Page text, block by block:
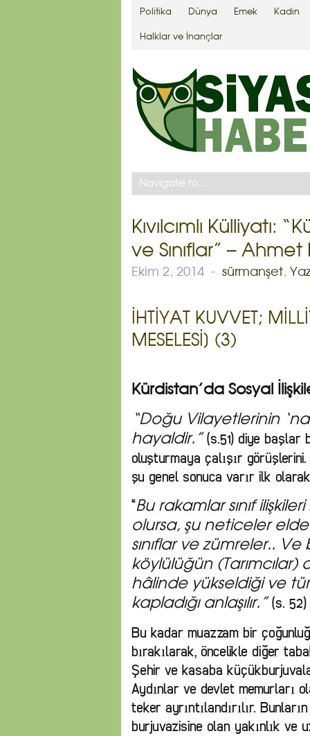
Politika Dünya Emek Kadın
Halklar ve İnançlar
Kıvılcımlı Külliyatı:
ve Sınıflar” – Ahmet
Ekim 2, 2014 - sürmanşet,
İHTİYAT KUVVET;
MESELESİ] (3)
Kürdistan’da Sosyal
“Doğu Vilayetlerinin
hayaldir.”(s.51) diye başlar
oluşturmaya çalışır
şu genel sonuca varır ilk
“Bu rakamlar sınıf
olursa, şu neticeler elde
sınıflar ve zümreler..
köylülüğün
hâlinde yükseldiği ve
kapladığı anlaşılır.”(s. 52)
Bu kadar muazzam bir
bırakılarak, öncelikle diğer
Şehir ve kasaba
Aydınlar ve devlet memurları
teker ayrıntılandırılır.
burjuvazisine olan yakınlık ve